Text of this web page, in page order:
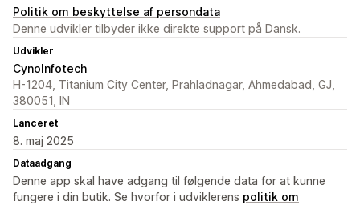
Politik om beskyttelse af persondata
Denne udvikler tilbyder ikke direkte support på Dansk.
Udvikler
CynoInfotech
H-1204, Titanium City Center, Prahladnagar, Ahmedabad, GJ,
380051, IN
Lanceret
8. maj 2025
Dataadgang
Denne app skal have adgang til følgende data for at kunne
fungere i din butik. Se hvorfor i udviklerens politik om